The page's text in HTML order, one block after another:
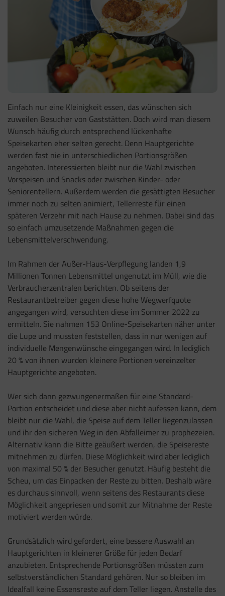
Einfach nur eine Kleinigkeit essen, das wünschen sich
zuweilen Besucher von Gaststätten. Doch wird man diesem
Wunsch häufig durch entsprechend lückenhafte
Speisekarten eher selten gerecht. Denn Hauptgerichte
werden fast nie in unterschiedlichen Portionsgrößen
angeboten. Interessierten bleibt nur die Wahl zwischen
Vorspeisen und Snacks oder zwischen Kinder- oder
Seniorentellern. Außerdem werden die gesättigten Besucher
immer noch zu selten animiert, Tellerreste für einen
späteren Verzehr mit nach Hause zu nehmen. Dabei sind das
so einfach umzusetzende Maßnahmen gegen die
Lebensmittelverschwendung.
Im Rahmen der Außer-Haus-Verpflegung landen 1,9
Millionen Tonnen Lebensmittel ungenutzt im Müll, wie die
Verbraucherzentralen berichten. Ob seitens der
Restaurantbetreiber gegen diese hohe Wegwerfquote
angegangen wird, versuchten diese im Sommer 2022 zu
ermitteln. Sie nahmen 153 Online-Speisekarten näher unter
die Lupe und mussten feststellen, dass in nur wenigen auf
individuelle Mengenwünsche eingegangen wird. In lediglich
20 % von ihnen wurden kleinere Portionen vereinzelter
Hauptgerichte angeboten.
Wer sich dann gezwungenermaßen für eine Standard-
Portion entscheidet und diese aber nicht aufessen kann, dem
bleibt nur die Wahl, die Speise auf dem Teller liegenzulassen
und ihr den sicheren Weg in den Abfalleimer zu prophezeien.
Alternativ kann die Bitte geäußert werden, die Speisereste
mitnehmen zu dürfen. Diese Möglichkeit wird aber lediglich
von maximal 50 % der Besucher genutzt. Häufig besteht die
Scheu, um das Einpacken der Reste zu bitten. Deshalb wäre
es durchaus sinnvoll, wenn seitens des Restaurants diese
Möglichkeit angepriesen und somit zur Mitnahme der Reste
motiviert werden würde.
Grundsätzlich wird gefordert, eine bessere Auswahl an
Hauptgerichten in kleinerer Größe für jeden Bedarf
anzubieten. Entsprechende Portionsgrößen müssten zum
selbstverständlichen Standard gehören. Nur so bleiben im
Idealfall keine Essensreste auf dem Teller liegen. Anstelle des